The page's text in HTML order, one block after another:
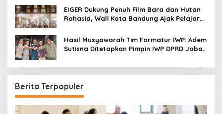
EIGER Dukung Penuh Film Bara dan Hutan
Rahasia, Wali Kota Bandung Ajak Pelajar
Hasil Musyawarah Tim Formatur IWP: Adem
Sutisna Ditetapkan Pimpin IWP DPRD Jabar
Berita Terpopuler